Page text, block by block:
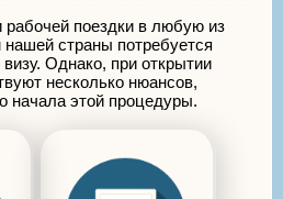
рабочей поездки в любую из
страны потребуется
Однако, при открытии
несколько нюансов,
начала этой процедуры.